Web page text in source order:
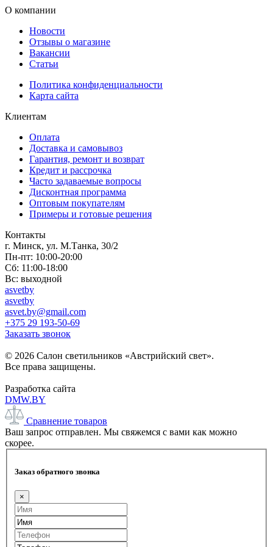
О компании
Новости
Отзывы о магазине
Вакансии
Статьи
Политика конфиденциальности
Карта сайта
Клиентам
Оплата
Доставка и самовывоз
Гарантия, ремонт и возврат
Кредит и рассрочка
Часто задаваемые вопросы
Дисконтная программа
Оптовым покупателям
Примеры и готовые решения
Контакты
г. Минск, ул. М.Танка, 30/2
Пн-пт: 10:00-20:00
Сб: 11:00-18:00
Вс: выходной
asvetby
asvetby
asvet.by@gmail.com
+375 29 193-50-69
Заказать звонок
© 2026 Салон светильников «Австрийский свет».
Все права защищены.
Разработка сайта
DMW.BY
Сравнение товаров
Ваш запрос отправлен. Мы свяжемся с вами как можно
скорее.
Заказ обратного звонка
×